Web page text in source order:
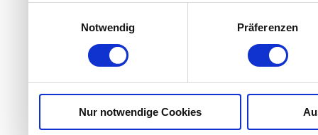
Partner führen diese
weiteren Daten
haben oder die sie im
gesammelt haben.
Notwendig
Präferenzen
Nur notwendige Cookies